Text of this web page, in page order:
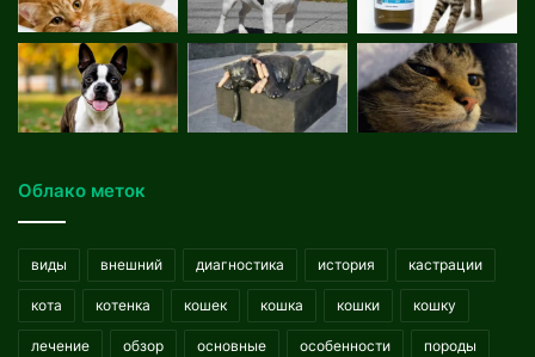
Облако меток
виды внешний диагностика история кастрации
кота котенка кошек кошка кошки кошку
лечение обзор основные особенности породы